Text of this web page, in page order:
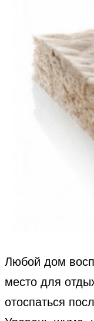
Любой дом
место для
отоспаться